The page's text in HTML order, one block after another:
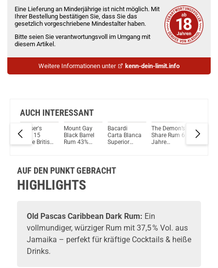
Du willst Kröten sparen?
Schau mal hier!
OneVape Air MOD 60 1500mAh 6,0ml Pod Kit Rot
Eine Lieferung an Minderjährige ist nicht möglich. Mit
Ihrer Bestellung bestätigen Sie, dass Sie das
gesetzlich vorgeschriebene Mindestalter haben.
Bitte seien Sie verantwortungsvoll im Umgang mit
diesem Artikel.
Weitere Informationen unter kenn-dein-limit.info
AUCH INTERESSANT
Pusser's
Rum 15
Jahre British
Mount Gay
Black Barrel
Rum 43%
Bacardi
Carta Blanca
Superior
The Demon’s
Share Rum 6
Jahre
RON
ABUELO
AUF DEN PUNKT GEBRACHT
HIGHLIGHTS
Old Pascas Caribbean Dark Rum: Ein
vollmundiger, würziger Rum mit 37,5 % Vol. aus
Jamaika – perfekt für kräftige Cocktails & heiße
Drinks.